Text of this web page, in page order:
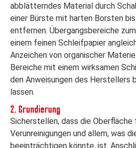
abblätterndes Material durch
einer Bürste mit harten Borsten
entfernen. Übergangsbereiche
einem feinen Schleifpapier
Anzeichen von organischer
Bereiche mit einem wirksamen
den Anweisungen des Herstellers
lassen.
2. Grundierung
Sicherstellen, dass die Oberfläche
Verunreinigungen und allem, was
beeinträchtigen könnte, ist.